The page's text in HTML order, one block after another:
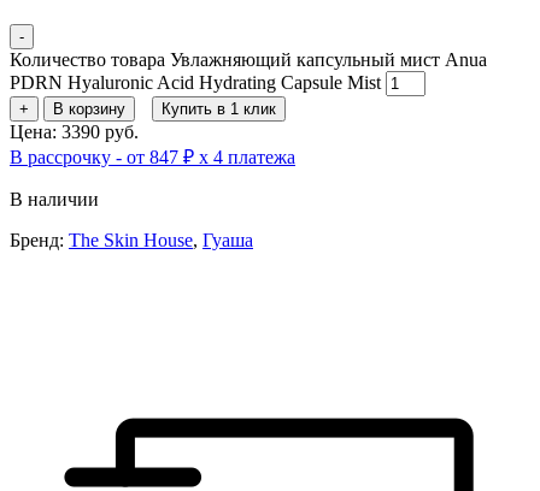
-
Количество товара Увлажняющий капсульный мист Anua
PDRN Hyaluronic Acid Hydrating Capsule Mist
+ В корзину Купить в 1 клик
Цена: 3390 руб.
В рассрочку - от 847 ₽ х 4 платежа
В наличии
Бренд: The Skin House, Гуаша